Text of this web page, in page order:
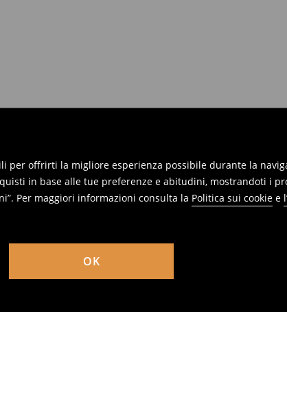
per offrirti la migliore esperienza possibile durante la
in base alle tue preferenze e abitudini, mostrandoti i
Per maggiori informazioni consulta la Politica sui cookie e
OK